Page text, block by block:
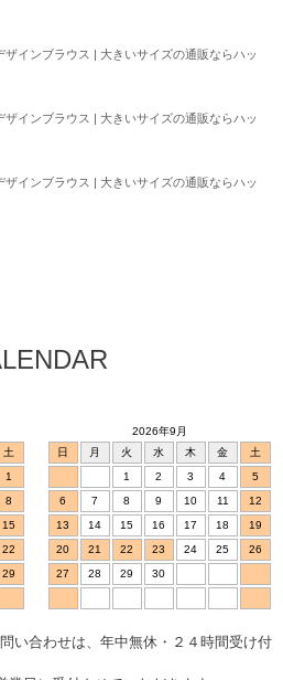
インブラウス | 大きいサイズの通販ならハッ
インブラウス | 大きいサイズの通販ならハッ
インブラウス | 大きいサイズの通販ならハッ
土
1
8
15
22
29
2026年9月
日
月 火 水 木 金
土
1
2 3 4
5
6
7 8 9 10 11
12
13
14 15 16 17 18
19
20
21 22 23 24 25
26
27
28 29 30
い合わせは、年中無休・２４時間受け付